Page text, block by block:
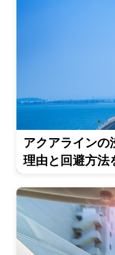
アクアラインの
理由と回避方法